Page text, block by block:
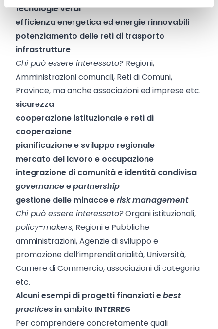
tecnologie verdi
efficienza energetica ed energie rinnovabili
potenziamento delle reti di trasporto
infrastrutture
Chi può essere interessato? Regioni,
Amministrazioni comunali, Reti di Comuni,
Province, ma anche associazioni ed imprese etc.
sicurezza
cooperazione istituzionale e reti di
cooperazione
pianificazione e sviluppo regionale
mercato del lavoro e occupazione
integrazione di comunità e identità condivisa
governanceepartnership
gestione delle minacce erisk management
Chi può essere interessato?Organi istituzionali,
policy-makers, Regioni e Pubbliche
amministrazioni, Agenzie di sviluppo e
promozione dell’imprenditorialità, Università,
Camere di Commercio, associazioni di categoria
etc.
Alcuni esempi di progetti finanziati ebest
practices in ambito INTERREG
Per comprendere concretamente quali